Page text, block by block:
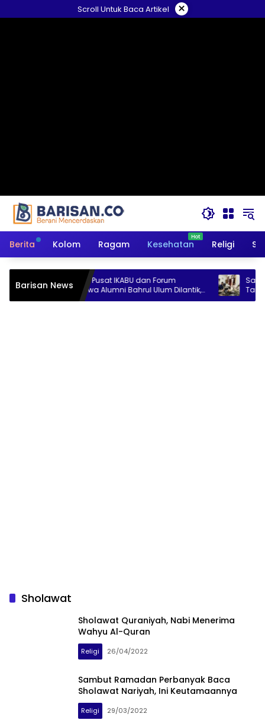
ke
Scroll Untuk Baca Artikel ×
Berita Kolom Ragam Kesehatan Religi
Barisan News
Pengurus Pusat IKABU dan Forum
Mahasiswa Alumni Bahrul Ulum Dilantik,
Siapkan Program Penguatan Organisasi
Sambut
Tambakberas
Kopi Gratis
Sholawat
Sholawat Quraniyah, Nabi Menerima
Wahyu Al-Quran
Religi 26/04/2022
Sambut Ramadan Perbanyak Baca
Sholawat Nariyah, Ini Keutamaannya
Religi 29/03/2022